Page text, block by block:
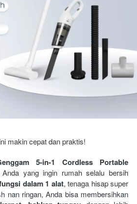
makin cepat dan praktis!
5-in-1 Cordless Portable
yang ingin rumah selalu bersih
dalam 1 alat, tenaga hisap super